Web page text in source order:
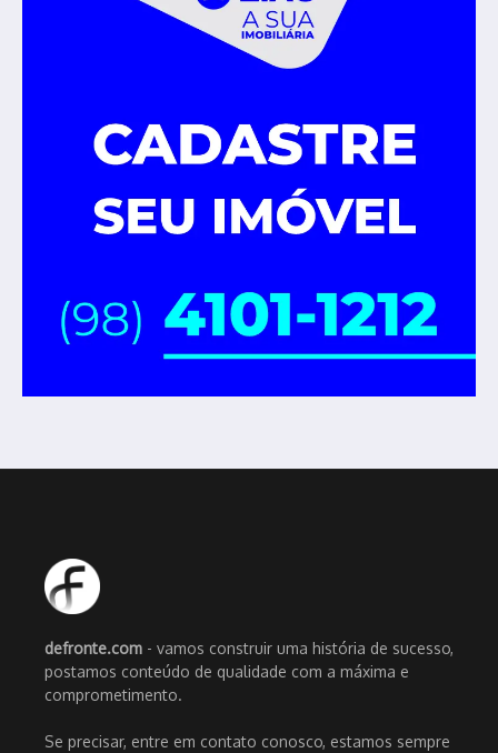
defronte.com - vamos construir uma história de sucesso,
postamos conteúdo de qualidade com a máxima e
comprometimento.
Se precisar, entre em contato conosco, estamos sempre